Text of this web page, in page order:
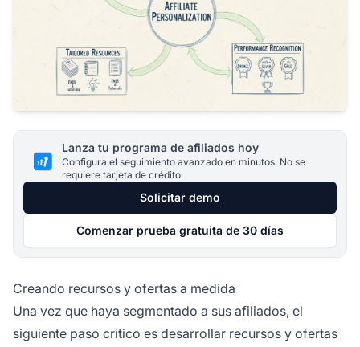
Lanza tu programa de afiliados hoy
Configura el seguimiento avanzado en minutos. No se
requiere tarjeta de crédito.
Solicitar demo
Comenzar prueba gratuita de 30 días
Creando recursos y ofertas a medida
Una vez que haya segmentado a sus afiliados, el
siguiente paso crítico es desarrollar recursos y ofertas